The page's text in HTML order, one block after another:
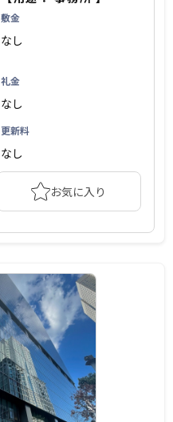
敷金
なし
礼金
なし
更新料
なし
お気に入り